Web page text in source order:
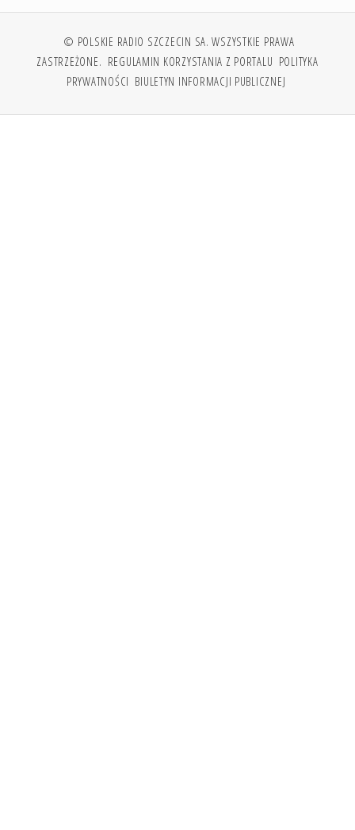
© POLSKIE RADIO SZCZECIN SA. WSZYSTKIE PRAWA
ZASTRZEŻONE. REGULAMIN KORZYSTANIA Z PORTALU POLITYKA
PRYWATNOŚCI BIULETYN INFORMACJI PUBLICZNEJ